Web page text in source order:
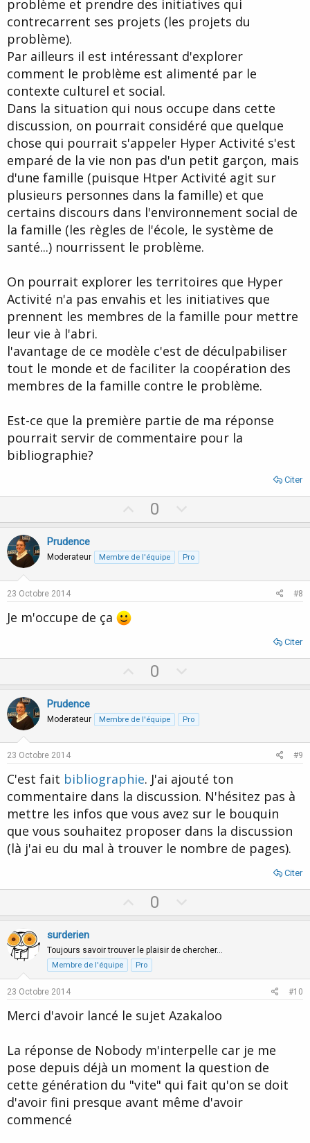
problème et prendre des initiatives qui
contrecarrent ses projets (les projets du
problème).
Par ailleurs il est intéressant d'explorer
comment le problème est alimenté par le
contexte culturel et social.
Dans la situation qui nous occupe dans cette
discussion, on pourrait considéré que quelque
chose qui pourrait s'appeler Hyper Activité s'est
emparé de la vie non pas d'un petit garçon, mais
d'une famille (puisque Htper Activité agit sur
plusieurs personnes dans la famille) et que
certains discours dans l'environnement social de
la famille (les règles de l'école, le système de
santé...) nourrissent le problème.
On pourrait explorer les territoires que Hyper
Activité n'a pas envahis et les initiatives que
prennent les membres de la famille pour mettre
leur vie à l'abri.
l'avantage de ce modèle c'est de déculpabiliser
tout le monde et de faciliter la coopération des
membres de la famille contre le problème.
Est-ce que la première partie de ma réponse
pourrait servir de commentaire pour la
bibliographie?
Citer
p
o
0
o
n
Prudence
Moderateur Membre de l'équipe Pro
23 Octobre 2014 #8
Je m'occupe de ça
Citer
p
o
t
0
o
n
v
e
Prudence
Moderateur Membre de l'équipe Pro
23 Octobre 2014 #9
C'est fait bibliographie. J'ai ajouté ton
commentaire dans la discussion. N'hésitez pas à
mettre les infos que vous avez sur le bouquin
que vous souhaitez proposer dans la discussion
(là j'ai eu du mal à trouver le nombre de pages).
Citer
p
o
t
e
0
o
n
o
e
surderien
Toujours savoir trouver le plaisir de chercher…
Membre de l'équipe Pro
23 Octobre 2014 #10
Merci d'avoir lancé le sujet Azakaloo
La réponse de Nobody m'interpelle car je me
pose depuis déjà un moment la question de
cette génération du "vite" qui fait qu'on se doit
d'avoir fini presque avant même d'avoir
commencé